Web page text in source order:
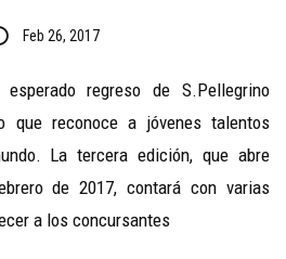
Feb 26, 2017
regreso de S.Pellegrino
que reconoce a jóvenes talentos
La tercera edición, que abre
de 2017, contará con varias
a los concursantes